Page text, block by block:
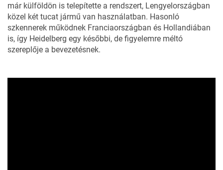
már külföldön is telepítette a rendszert, Lengyelországban
közel két tucat jármű van használatban. Hasonló
szkennerek működnek Franciaországban és Hollandiában
is, így Heidelberg egy későbbi, de figyelemre méltó
szereplője a bevezetésnek.